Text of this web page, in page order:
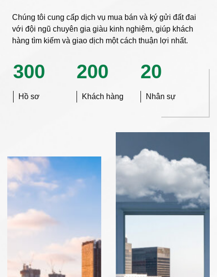
Chúng tôi cung cấp dịch vụ mua bán và ký gửi đất đai
với đội ngũ chuyên gia giàu kinh nghiệm, giúp khách
hàng tìm kiếm và giao dịch một cách thuận lợi nhất.
300
Hồ sơ
200
Khách hàng
20
Nhân sự